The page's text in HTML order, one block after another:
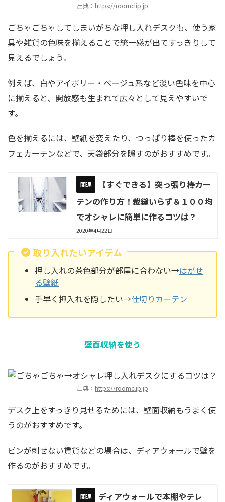
出典： https://roomclip.jp
ごちゃごちゃしてしまいがちな押し入れデスクも、使う家
具や雑貨の色味を揃えることで統一感が出てすっきりして
見えるでしょう。
例えば、白やアイボリー・ベージュ系など淡い色味を中心
に揃えると、開放感も生まれて広々として見えやすいで
す。
色を揃えるには、壁紙を変えたり、つっぱり棒を使ったカ
フェカーテンなどで、天袋部分を隠すのがおすすめです。
【すぐできる】突っ張り棒カー
テンの作り方！裁縫いらず＆１００均
でオシャレに簡単に作るコツは？
2020年4月22日
取り入れたいアイテム
押し入れの茶色部分が部屋に合わない→はがせ
る壁紙
手早く押入れを隠したい→仕切りカーテン
壁面収納を使う
出典： https://roomclip.jp
デスク上をすっきり見せるためには、壁面収納もうまく使
うのがおすすめです。
ピンが刺せない賃貸などの場合は、ディアウォールで壁を
作るのがおすすめです。
ディアウォールで本棚やテレ